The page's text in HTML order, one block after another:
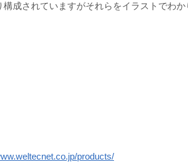
成されていますがそれらをイラストでわ
products/